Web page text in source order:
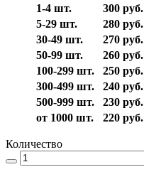
1-4 шт.
300 руб.
5-29 шт.
280 руб.
30-49 шт.
270 руб.
50-99 шт.
260 руб.
100-299 шт.
250 руб.
300-499 шт.
240 руб.
500-999 шт.
230 руб.
от 1000 шт.
220 руб.
Количество